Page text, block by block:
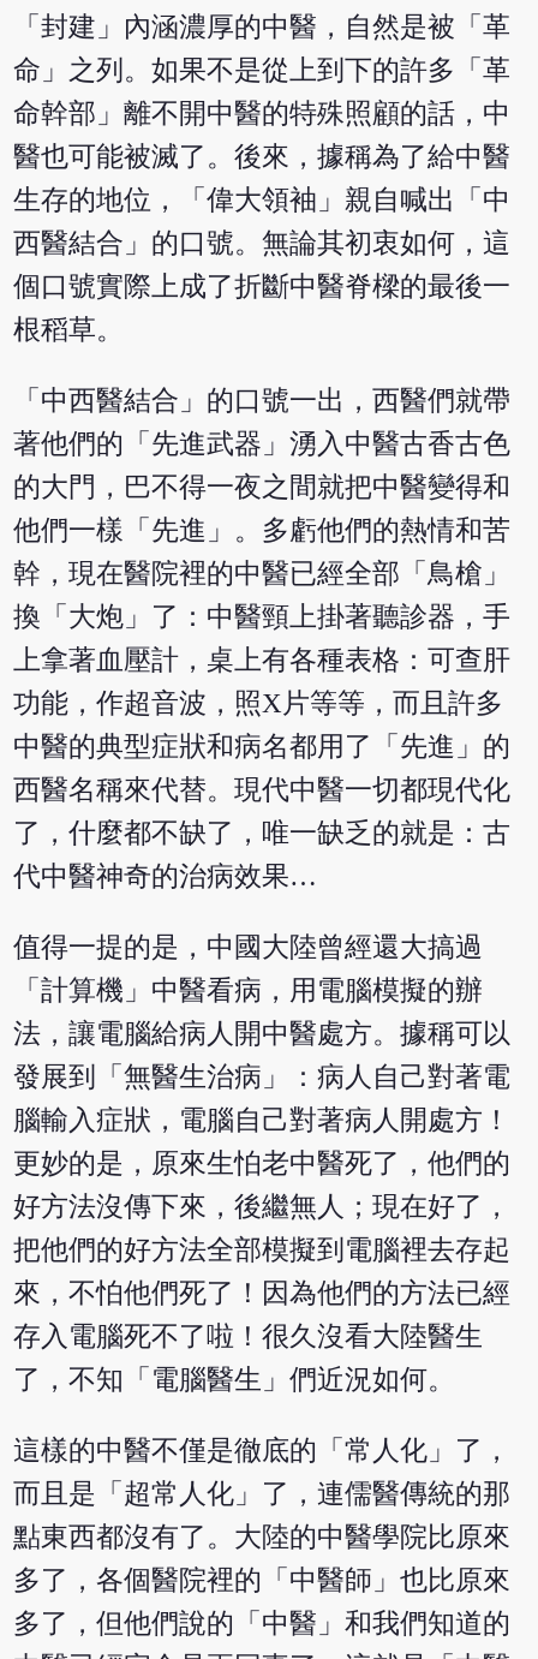
「封建」內涵濃厚的中醫，自然是被「革
命」之列。如果不是從上到下的許多「革
命幹部」離不開中醫的特殊照顧的話，中
醫也可能被滅了。後來，據稱為了給中醫
生存的地位，「偉大領袖」親自喊出「中
西醫結合」的口號。無論其初衷如何，這
個口號實際上成了折斷中醫脊樑的最後一
根稻草。
「中西醫結合」的口號一出，西醫們就帶
著他們的「先進武器」湧入中醫古香古色
的大門，巴不得一夜之間就把中醫變得和
他們一樣「先進」。多虧他們的熱情和苦
幹，現在醫院裡的中醫已經全部「鳥槍」
換「大炮」了：中醫頸上掛著聽診器，手
上拿著血壓計，桌上有各種表格：可查肝
功能，作超音波，照X片等等，而且許多
中醫的典型症狀和病名都用了「先進」的
西醫名稱來代替。現代中醫一切都現代化
了，什麼都不缺了，唯一缺乏的就是：古
代中醫神奇的治病效果…
值得一提的是，中國大陸曾經還大搞過
「計算機」中醫看病，用電腦模擬的辦
法，讓電腦給病人開中醫處方。據稱可以
發展到「無醫生治病」：病人自己對著電
腦輸入症狀，電腦自己對著病人開處方！
更妙的是，原來生怕老中醫死了，他們的
好方法沒傳下來，後繼無人；現在好了，
把他們的好方法全部模擬到電腦裡去存起
來，不怕他們死了！因為他們的方法已經
存入電腦死不了啦！很久沒看大陸醫生
了，不知「電腦醫生」們近況如何。
這樣的中醫不僅是徹底的「常人化」了，
而且是「超常人化」了，連儒醫傳統的那
點東西都沒有了。大陸的中醫學院比原來
多了，各個醫院裡的「中醫師」也比原來
多了，但他們說的「中醫」和我們知道的